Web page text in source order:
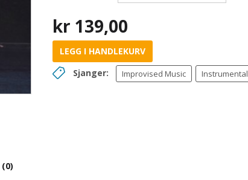
kr 139,00
LEGG I HANDLEKURV
Sjanger:
Improvised Music Instrumental
(0)